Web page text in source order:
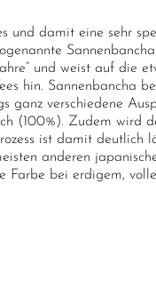
und damit eine sehr
und weist auf die
hin. Sannenbancha
ganz verschiedene
(100%). Zudem wird
ist damit deutlich
anderen
Farbe bei erdigem,